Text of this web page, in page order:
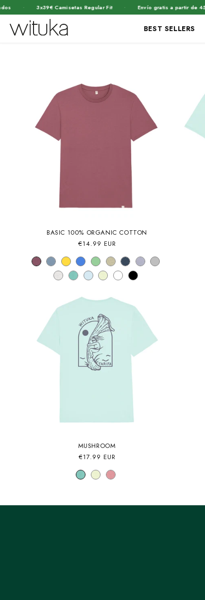
· 3x39€ Camisetas Regular Fit · Envío gratis a partir de 45€
BEST SELLERS
BASIC 100% ORGANIC COTTON
Precio
€14.99 EUR
MUSHROOM
Precio
€17.99 EUR